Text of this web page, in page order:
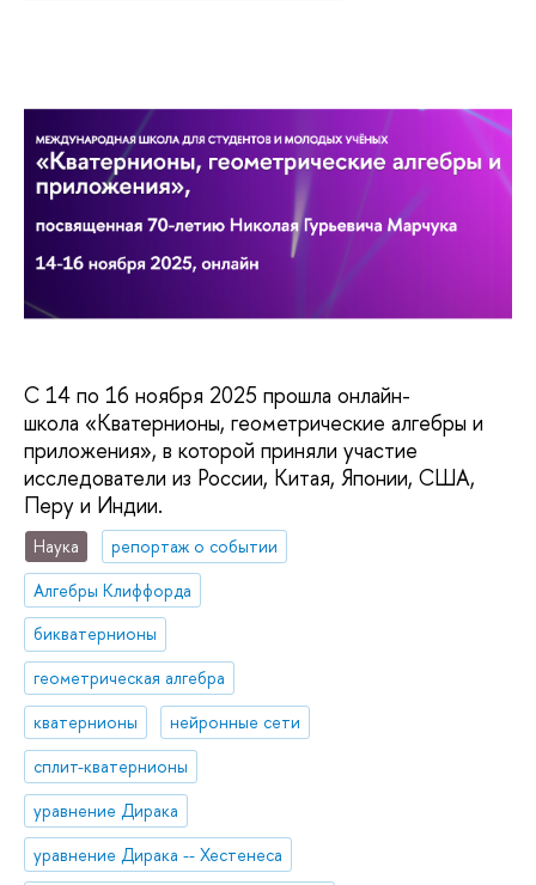
С 14 по 16 ноября 2025 прошла онлайн-
школа «Кватернионы, геометрические алгебры и
приложения», в которой приняли участие
исследователи из России, Китая, Японии, США,
Перу и Индии.
Наука
репортаж о событии
Алгебры Клиффорда
бикватернионы
геометрическая алгебра
кватернионы
нейронные сети
сплит-кватернионы
уравнение Дирака
уравнение Дирака -- Хестенеса